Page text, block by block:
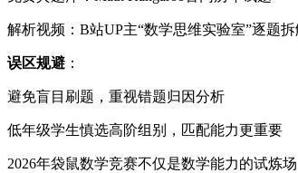
解析视频：B站UP主“数学思维实验室”逐题
​误区规避​ ​：
避免盲目刷题，重视错题归因分析
低年级学生慎选高阶组别，匹配能力更重要
2026年袋鼠数学竞赛不仅是数学能力的试炼